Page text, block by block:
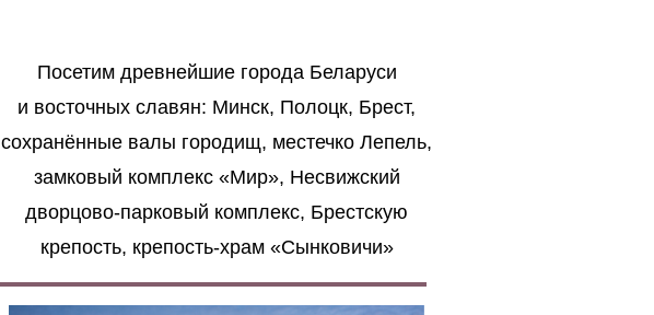
Посетим древнейшие города Беларуси
и восточных славян: Минск, Полоцк, Брест,
сохранённые валы городищ, местечко Лепель,
замковый комплекс «Мир», Несвижский
дворцово-парковый комплекс, Брестскую
крепость, крепость-храм «Сынковичи»